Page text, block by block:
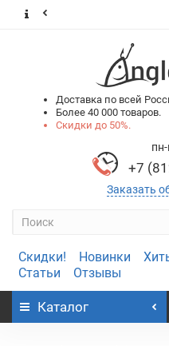
Доставка по всей
Более 40 000 товаров.
Скидки до 50%.
+7
Заказать
Скидки! Новинки
Статьи
Отзывы
Каталог